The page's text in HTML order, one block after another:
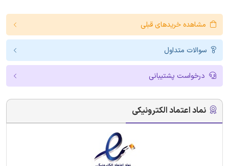
مشاهده خریدهای قبلی
سوالات متداول
درخواست پشتیبانی
نماد اعتماد الکترونیکی